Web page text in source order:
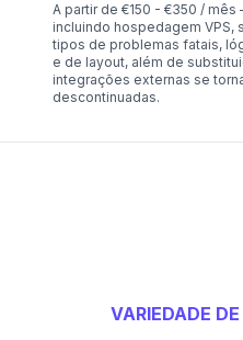
A partir de €150 - €350 / mês
incluindo hospedagem VPS,
tipos de problemas fatais,
e de layout, além de
integrações externas se
descontinuadas.
VARIEDADE